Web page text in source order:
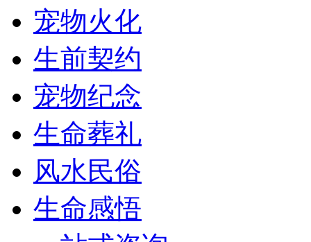
宠物火化
生前契约
宠物纪念
生命葬礼
风水民俗
生命感悟